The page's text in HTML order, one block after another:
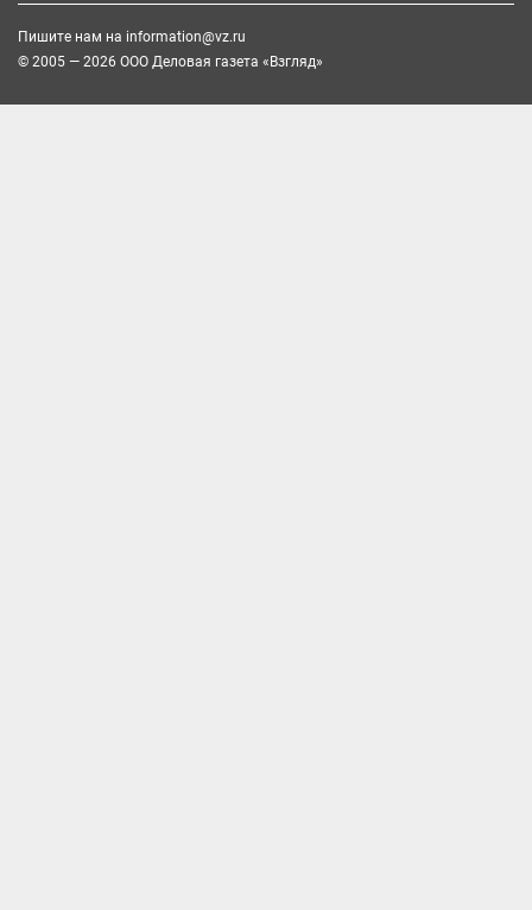
Пишите нам на information@vz.ru
© 2005 — 2026 ООО Деловая газета «Взгляд»